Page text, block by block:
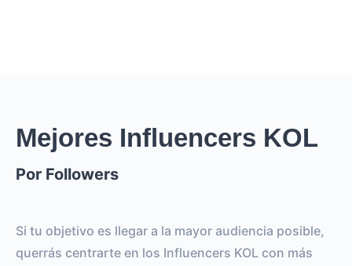
Mejores Influencers KOL
Por Followers
Si tu objetivo es llegar a la mayor audiencia posible,
querrás centrarte en los Influencers KOL con más